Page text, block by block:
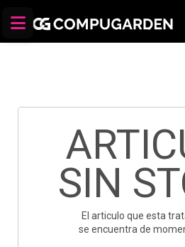
SIN
El articulo que esta
se encuentra de